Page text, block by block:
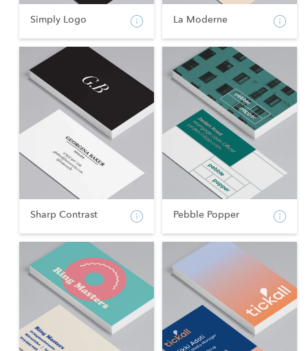
Simply Logo La Moderne
Sharp Contrast Pebble Popper